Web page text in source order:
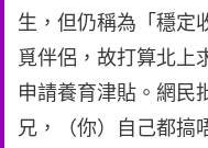
生，但仍稱為「穩定
覓伴侶，故打算北上
申請養育津貼。網民
兄，（你）自己都搞